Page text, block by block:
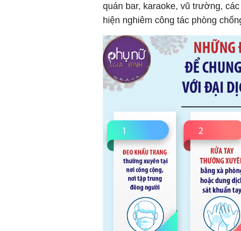
quán bar, karaoke, vũ trường,
hiện nghiêm công tác phòng